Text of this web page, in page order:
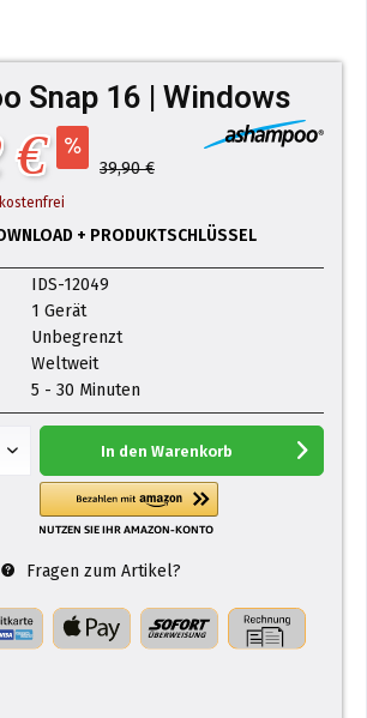
Snap 16 | Windows
€ 39,90 €
+ PRODUKTSCHLÜSSEL
IDS-12049
1 Gerät
Unbegrenzt
Weltweit
5 - 30 Minuten
In den Warenkorb
Fragen zum Artikel?